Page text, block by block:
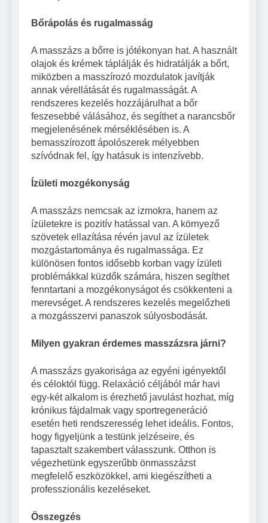
Bőrápolás és rugalmasság
A masszázs a bőrre is jótékonyan hat. A használt
olajok és krémek táplálják és hidratálják a bőrt,
miközben a masszírozó mozdulatok javítják
annak vérellátását és rugalmasságát. A
rendszeres kezelés hozzájárulhat a bőr
feszesebbé válásához, és segíthet a narancsbőr
megjelenésének mérséklésében is. A
bemasszírozott ápolószerek mélyebben
szívódnak fel, így hatásuk is intenzívebb.
Ízületi mozgékonyság
A masszázs nemcsak az izmokra, hanem az
ízületekre is pozitív hatással van. A környező
szövetek ellazítása révén javul az ízületek
mozgástartománya és rugalmassága. Ez
különösen fontos idősebb korban vagy ízületi
problémákkal küzdők számára, hiszen segíthet
fenntartani a mozgékonyságot és csökkenteni a
merevséget. A rendszeres kezelés megelőzheti
a mozgásszervi panaszok súlyosbodását.
Milyen gyakran érdemes masszázsra járni?
A masszázs gyakorisága az egyéni igényektől
és céloktól függ. Relaxáció céljából már havi
egy-két alkalom is érezhető javulást hozhat, míg
krónikus fájdalmak vagy sportregeneráció
esetén heti rendszeresség lehet ideális. Fontos,
hogy figyeljünk a testünk jelzéseire, és
tapasztalt szakembert válasszunk. Otthon is
végezhetünk egyszerűbb önmasszázst
megfelelő eszközökkel, ami kiegészítheti a
professzionális kezeléseket.
Összegzés